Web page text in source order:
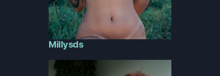
Millysds